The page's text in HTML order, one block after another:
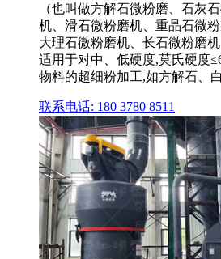
（也叫做方解石微粉磨、石灰
机、滑石微粉磨机、重晶石微
大理石微粉磨机、长石微粉磨
适用于对中、低硬度,莫氏硬度
物料的超细粉加工,如方解石、
联系电话: 180 3780 8511